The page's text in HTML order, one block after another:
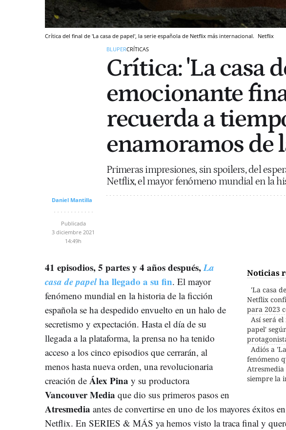
Crítica del final de 'La casa de papel', la serie española de Netflix más internacional. Netflix
BLUPERCRÍTICAS
Crítica: 'La casa
emocionante
recuerda a
enamoramos de
Primeras impresiones, sin spoilers, del
Netflix, el mayor fenómeno mundial en la
Daniel Mantilla
Publicada
3 diciembre 2021
14:49h
Noticias
'La casa
Netflix
para 2023
Así será
papel'
Adiós a
fenómeno
siempre la
41 episodios, 5 partes y 4 años después,La
casa de papelha llegado a su fin. El mayor
fenómeno mundial en la historia de la ficción
española se ha despedido envuelto en un halo de
secretismo y expectación. Hasta el día de su
llegada a la plataforma, la prensa no ha tenido
acceso a los cinco episodios que cerrarán, al
menos hasta nueva orden, una revolucionaria
creación de Álex Pina y su productora
Vancouver Media que dio sus primeros pasos en
Atresmedia antes de convertirse en uno de los mayores éxitos
Netflix. En SERIES & MÁS ya hemos visto la traca final y